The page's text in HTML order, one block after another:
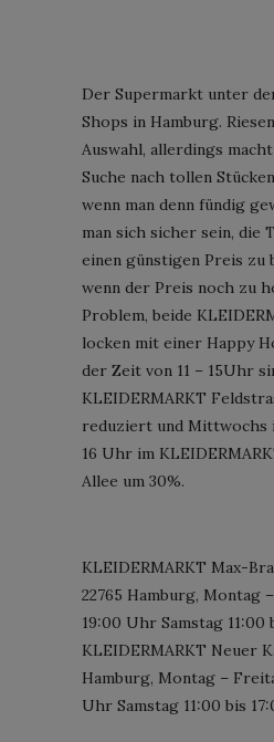
Der Supermarkt unter
Shops in Hamburg.
Auswahl, allerdings
Suche nach tollen
wenn man denn fündig
man sich sicher sein, die
einen günstigen Preis zu
wenn der Preis noch zu
Problem, beide
locken mit einer Happy
der Zeit von 11 – 15Uhr
KLEIDERMARKT
reduziert und Mittwochs
16 Uhr im
Allee um 30%.
KLEIDERMARKT Max-
22765 Hamburg, Montag
19:00 Uhr Samstag
KLEIDERMARKT Neuer
Hamburg, Montag –
Uhr Samstag 11:00 bis